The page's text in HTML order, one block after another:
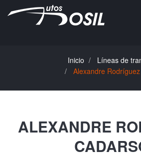
Inicio
Líneas de
Alexandre
ALEXANDRE